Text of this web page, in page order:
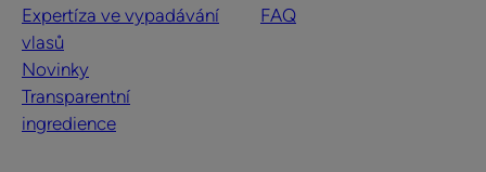
Expertíza ve vypadávání
vlasů
Novinky
Transparentní
ingredience
FAQ